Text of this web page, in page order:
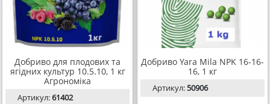
Добриво для плодових та
ягідних культур 10.5.10, 1 кг
Агрономіка
Артикул:61402
Добриво Yara Mila NPK 16-16-
16, 1 кг
Артикул:50906